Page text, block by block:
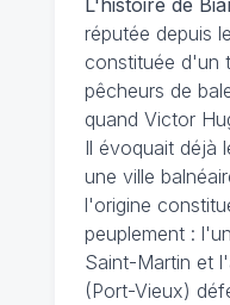
réputée depuis
constituée d'un
pêcheurs de
quand Victor
Il évoquait déjà
une ville
l'origine
peuplement :
Saint-Martin et
(Port-Vieux)